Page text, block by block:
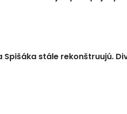
Spišáka stále rekonštruujú.